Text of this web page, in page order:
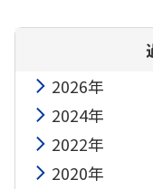
2026年
2024年
2022年
2020年